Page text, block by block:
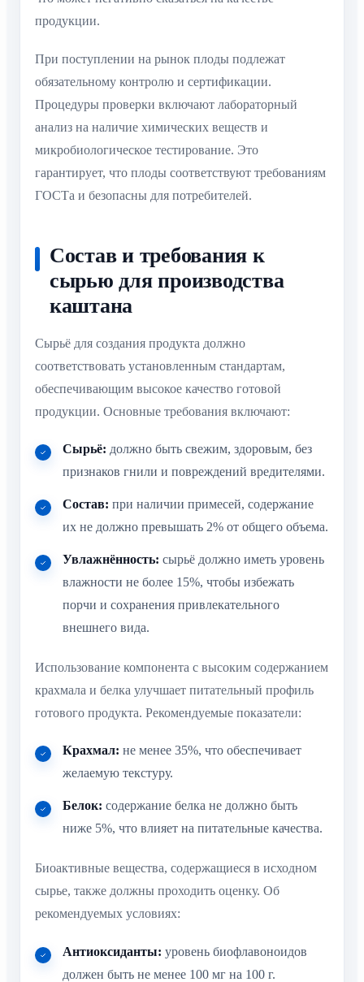
продукции.
При поступлении на рынок плоды подлежат
обязательному контролю и сертификации.
Процедуры проверки включают лабораторный
анализ на наличие химических веществ и
микробиологическое тестирование. Это
гарантирует, что плоды соответствуют требованиям
ГОСТа и безопасны для потребителей.
Состав и требования к
сырью для производства
каштана
Сырьё для создания продукта должно
соответствовать установленным стандартам,
обеспечивающим высокое качество готовой
продукции. Основные требования включают:
Сырьё: должно быть свежим, здоровым, без
признаков гнили и повреждений вредителями.
Состав: при наличии примесей, содержание
их не должно превышать 2% от общего объема.
Увлажнённость: сырьё должно иметь уровень
влажности не более 15%, чтобы избежать
порчи и сохранения привлекательного
внешнего вида.
Использование компонента с высоким содержанием
крахмала и белка улучшает питательный профиль
готового продукта. Рекомендуемые показатели:
Крахмал: не менее 35%, что обеспечивает
желаемую текстуру.
Белок: содержание белка не должно быть
ниже 5%, что влияет на питательные качества.
Биоактивные вещества, содержащиеся в исходном
сырье, также должны проходить оценку. Об
рекомендуемых условиях:
Антиоксиданты: уровень биофлавоноидов
должен быть не менее 100 мг на 100 г.